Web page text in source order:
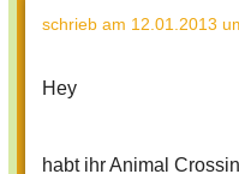
schrieb am 12.01.2013
Hey
habt ihr Animal